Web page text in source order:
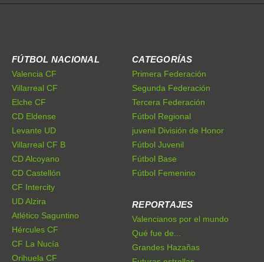
FÚTBOL NACIONAL
Valencia CF
Villarreal CF
Elche CF
CD Eldense
Levante UD
Villarreal CF B
CD Alcoyano
CD Castellón
CF Intercity
UD Alzira
Atlético Saguntino
Hércules CF
CF La Nucía
Orihuela CF
CATEGORÍAS
Primera Federación
Segunda Federación
Tercera Federación
Fútbol Regional
juvenil División de Honor
Fútbol Juvenil
Fútbol Base
Fútbol Femenino
REPORTAJES
Valencianos por el mundo
Qué fue de...
Grandes Hazañas